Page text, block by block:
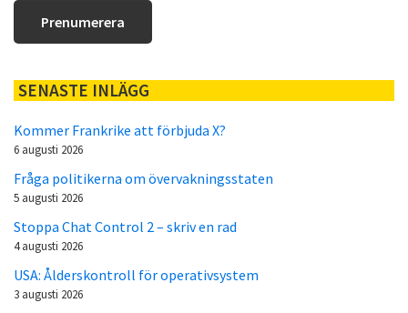
SENASTE INLÄGG
Kommer Frankrike att förbjuda X?
6 augusti 2026
Fråga politikerna om övervakningsstaten
5 augusti 2026
Stoppa Chat Control 2 – skriv en rad
4 augusti 2026
USA: Ålderskontroll för operativsystem
3 augusti 2026